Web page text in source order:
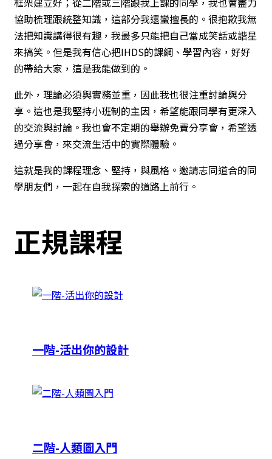
協助梳理跟統整知識，這部分我還蠻擅長的。很抱歉我無
法把知識講得很有趣，我最多只能把自己當成笑話或諧星
來搞笑。但是我有信心把IHDS的課綱、學習內容，好好
的帶給大家，這是我能做到的。
此外，理論必須與實務並重，因此我也很注重討論與分
享。這也是我堅持小班制的主因，希望能跟同學有更深入
的交流與討論。我也會不定期的舉辦免費分享會，希望透
過分享會，來交流生活中的實際體驗。
這就是我的課程理念、堅持，與風格。邀請志同道合的同
學朋友們，一起在自我探索的道路上前行。
正規課程
一階-活出你的設計
二階-人類圖入門